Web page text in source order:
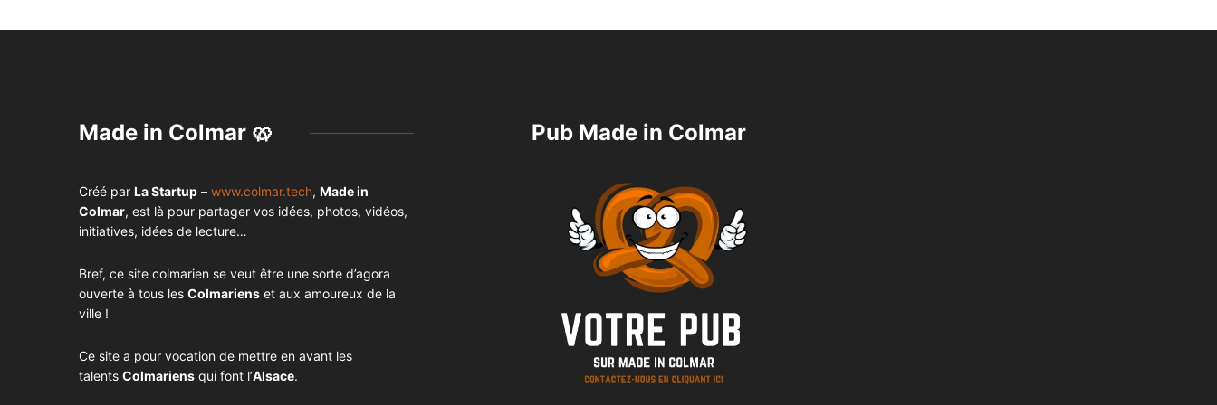
Made in Colmar 🥨
Créé par La Startup – www.colmar.tech, Made in
Colmar, est là pour partager vos idées, photos, vidéos,
initiatives, idées de lecture…
Bref, ce site colmarien se veut être une sorte d’agora
ouverte à tous les Colmariens et aux amoureux de la
ville !
Ce site a pour vocation de mettre en avant les
talents Colmariens qui font l’Alsace.
Pub Made in Colmar